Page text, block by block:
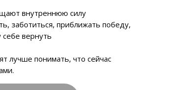
внутреннюю силу
заботиться, приближать победу,
себе вернуть
лучше понимать, что сейчас